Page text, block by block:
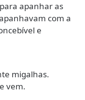
apanhar as
com a
e
migalhas.
vem.